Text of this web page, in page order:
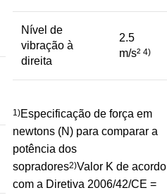
Nível de
vibração à
direita
2.5
m/s² 4)
1)Especificação de força em
newtons (N) para comparar a
potência dos
sopradores2)Valor K de acordo
com a Diretiva 2006/42/CE =